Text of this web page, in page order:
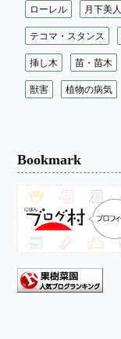
ローレル 月下美人
テコマ・スタンス
挿し木 苗・苗木
獣害 植物の病気
Bookmark